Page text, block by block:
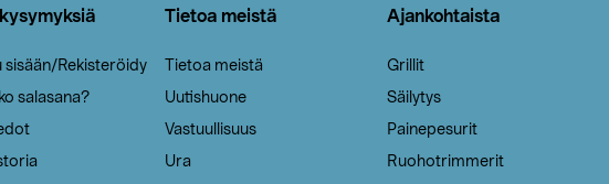
sisään/Rekisteröidy
salasana?
Tietoa meistä
Tietoa meistä
Uutishuone
Vastuullisuus
Ura
Ajankohtaista
Grillit
Säilytys
Painepesurit
Ruohotrimmerit